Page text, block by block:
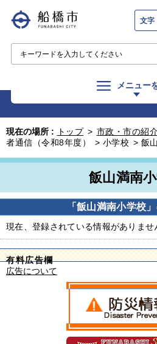
文字
メニュー
現在の場所 : トップ > 市政・市の紹
者通信（令和8年度）
> 小学校 > 飯
飯山満南
「飯山満南小学校
現在、登録されている情報がありませ
有料広告欄
広告について